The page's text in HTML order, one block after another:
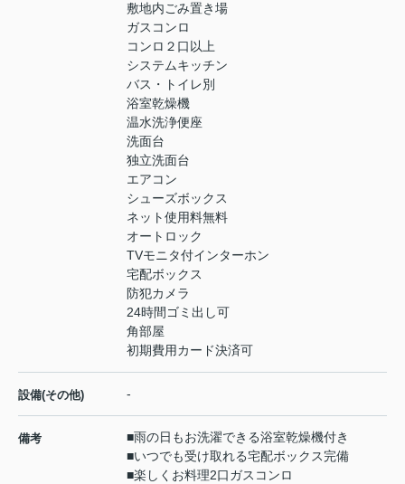
敷地内ごみ置き場
ガスコンロ
コンロ２口以上
システムキッチン
バス・トイレ別
浴室乾燥機
温水洗浄便座
洗面台
独立洗面台
エアコン
シューズボックス
ネット使用料無料
オートロック
TVモニタ付インターホン
宅配ボックス
防犯カメラ
24時間ゴミ出し可
角部屋
初期費用カード決済可
設備(その他) -
備考
■雨の日もお洗濯できる浴室乾燥機付き
■いつでも受け取れる宅配ボックス完備
■楽しくお料理2口ガスコンロ